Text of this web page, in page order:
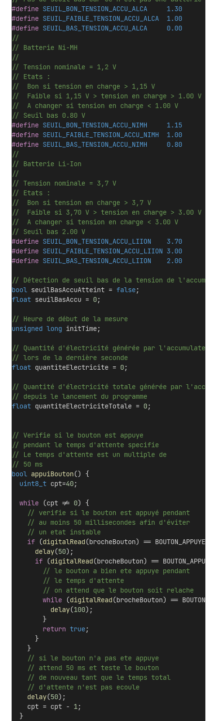
#define SEUIL_BON_TENSION_ACCU_ALCA     1.30
#define SEUIL_FAIBLE_TENSION_ACCU_ALCA  1.00
#define SEUIL_BAS_TENSION_ACCU_ALCA     0.00
//
// Batterie Ni-MH
//
// Tension nominale = 1,2 V
// Etats :
//  Bon si tension en charge > 1,15 V
//  Faible si 1,15 V > tension en charge > 1.00 V
//  A changer si tension en charge < 1.00 V
// Seuil bas 0.80 V
#define SEUIL_BON_TENSION_ACCU_NIMH     1.15
#define SEUIL_FAIBLE_TENSION_ACCU_NIMH  1.00
#define SEUIL_BAS_TENSION_ACCU_NIMH     0.80
//
// Batterie Li-Ion
//
// Tension nominale = 3,7 V
// Etats :
//  Bon si tension en charge > 3,7 V
//  Faible si 3,70 V > tension en charge > 3.00 V
//  A changer si tension en charge < 3.00 V
// Seuil bas 2.00 V
#define SEUIL_BON_TENSION_ACCU_LIION    3.70
#define SEUIL_FAIBLE_TENSION_ACCU_LIION 3.00
#define SEUIL_BAS_TENSION_ACCU_LIION    2.00
// Détection de seuil bas de la tension de
bool seuilBasAccuAtteint = false;
float seuilBasAccu = 0;
// Heure de début de la mesure
unsigned long initTime;
// Quantité d'électricité générée par l'accumulateur
// lors de la dernière seconde
float quantiteElectricite = 0;
// Quantité d'électricité totale générée par
// depuis le lancement du programme
float quantiteElectriciteTotale = 0;
// Verifie si le bouton est appuye
// pendant le temps d'attente specifie
// Le temps d'attente est un multiple de
// 50 ms
bool appuiBouton() {
uint8_t cpt=40;
while (cpt != 0) {
    // verifie si le bouton est appuyé pendant
    // au moins 50 millisecondes afin d'éviter
    // un etat instable
if (digitalRead(brocheBouton) == BOUTON_APPUYE) {
delay(50);
if (digitalRead(brocheBouton) ==
        // le bouton a bien ete appuye pendant
        // le temps d'attente
        // on attend que le bouton soit relache
while (digitalRead(brocheBouton) ==
delay(100);
        }
return true;
      }
    }
    // si le bouton n'a pas ete appuye
    // attend 50 ms et teste le bouton
    // de nouveau tant que le temps total
    // d'attente n'est pas ecoule
delay(50);
    cpt = cpt -
1;
  }